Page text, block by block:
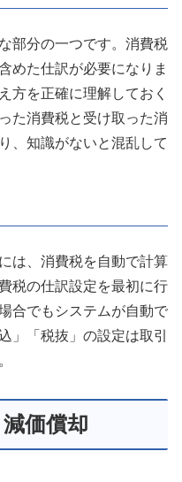
部分の一つです。消費税
めた仕訳が必要になりま
方を正確に理解しておく
た消費税と受け取った消
、知識がないと混乱して
は、消費税を自動で計算
税の仕訳設定を最初に行
合でもシステムが自動で
」「税抜」の設定は取引
価償却